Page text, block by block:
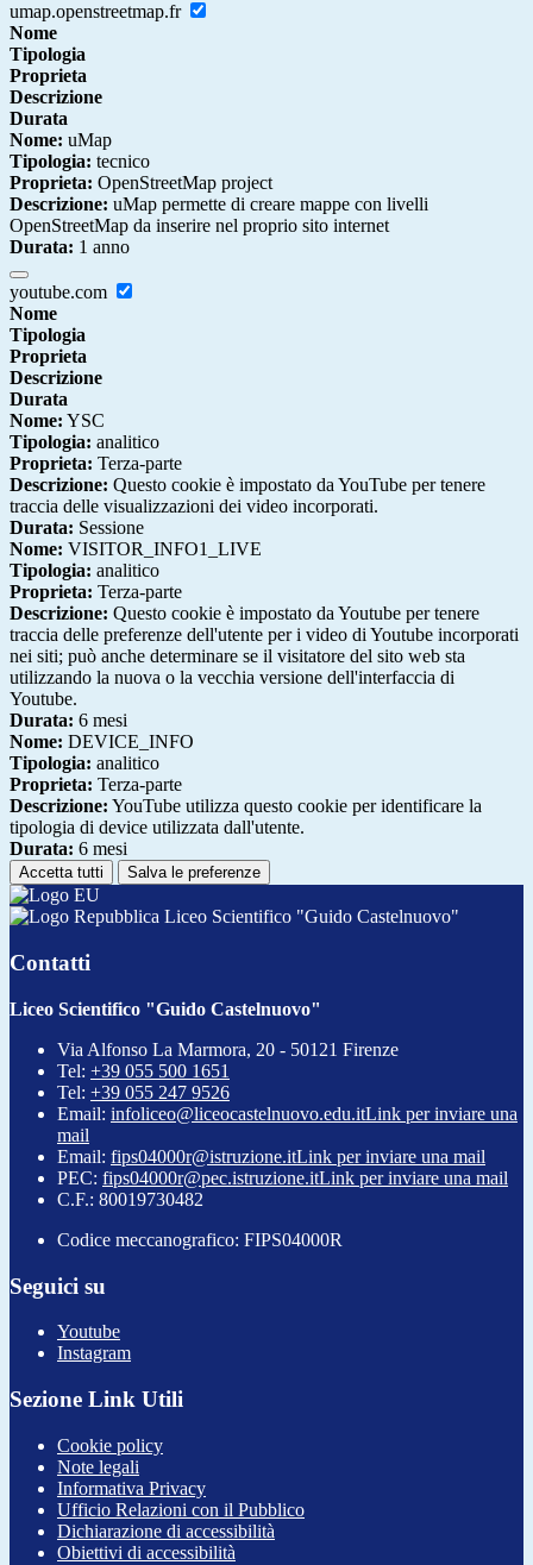
umap.openstreetmap.fr
Nome
Tipologia
Proprieta
Descrizione
Durata
Nome: uMap
Tipologia: tecnico
Proprieta: OpenStreetMap project
Descrizione: uMap permette di creare mappe con livelli
OpenStreetMap da inserire nel proprio sito internet
Durata: 1 anno
youtube.com
Nome
Tipologia
Proprieta
Descrizione
Durata
Nome: YSC
Tipologia: analitico
Proprieta: Terza-parte
Descrizione: Questo cookie è impostato da YouTube per tenere
traccia delle visualizzazioni dei video incorporati.
Durata: Sessione
Nome: VISITOR_INFO1_LIVE
Tipologia: analitico
Proprieta: Terza-parte
Descrizione: Questo cookie è impostato da Youtube per tenere
traccia delle preferenze dell'utente per i video di Youtube incorporati
nei siti; può anche determinare se il visitatore del sito web sta
utilizzando la nuova o la vecchia versione dell'interfaccia di
Youtube.
Durata: 6 mesi
Nome: DEVICE_INFO
Tipologia: analitico
Proprieta: Terza-parte
Descrizione: YouTube utilizza questo cookie per identificare la
tipologia di device utilizzata dall'utente.
Durata: 6 mesi
Accetta tutti Salva le preferenze
Liceo Scientifico "Guido Castelnuovo"
Contatti
Liceo Scientifico "Guido Castelnuovo"
Via Alfonso La Marmora, 20 - 50121 Firenze
Tel: +39 055 500 1651
Tel: +39 055 247 9526
Email: infoliceo@liceocastelnuovo.edu.itLink per inviare una
mail
Email: fips04000r@istruzione.itLink per inviare una mail
PEC: fips04000r@pec.istruzione.itLink per inviare una mail
C.F.: 80019730482
Codice meccanografico: FIPS04000R
Seguici su
Youtube
Instagram
Sezione Link Utili
Cookie policy
Note legali
Informativa Privacy
Ufficio Relazioni con il Pubblico
Dichiarazione di accessibilità
Obiettivi di accessibilità